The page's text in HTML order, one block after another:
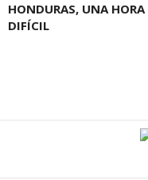
HONDURAS, UNA HORA
DIFÍCIL